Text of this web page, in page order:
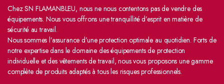
Chez SN FLAMANBLEU, nous ne nous contentons pas de vendre des
équipements. Nous vous offrons une tranquillité d’esprit en matière de
sécurité au travail.
Nous sommes l’assurance d’une protection optimale au quotidien. Forts de
notre expertise dans le domaine des équipements de protection
individuelle et des vêtements de travail, nous vous proposons une gamme
complète de produits adaptés à tous les risques professionnels.